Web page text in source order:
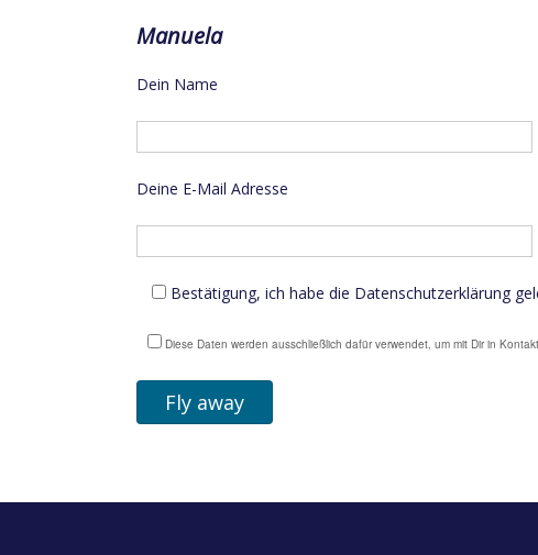
Manuela
Dein Name
Deine E-Mail Adresse
Bestätigung, ich habe die Datenschutzerklärung
Diese Daten werden ausschließlich dafür verwendet, um mit Dir in